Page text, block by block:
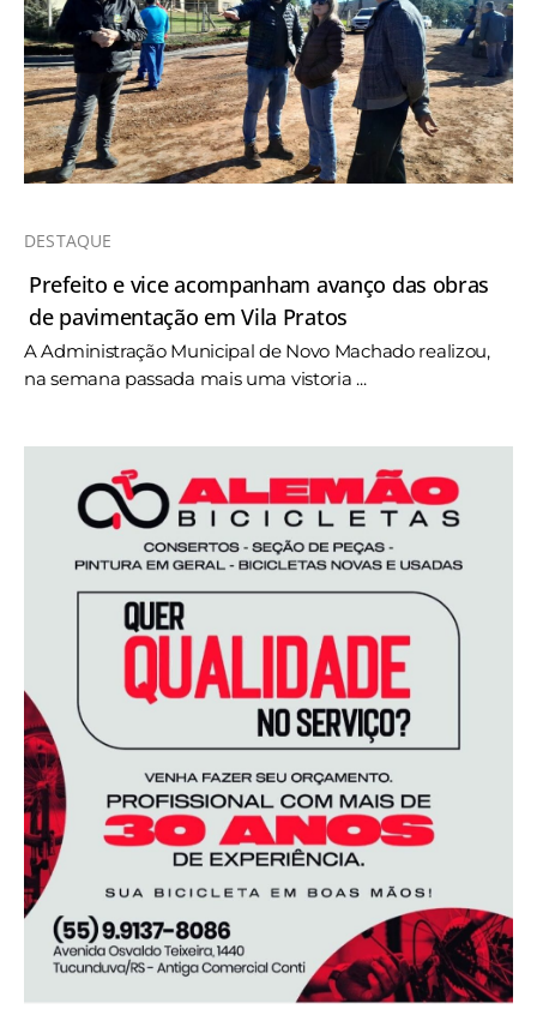
DESTAQUE
Prefeito e vice acompanham avanço das obras
de pavimentação em Vila Pratos
A Administração Municipal de Novo Machado realizou,
na semana passada mais uma vistoria ...